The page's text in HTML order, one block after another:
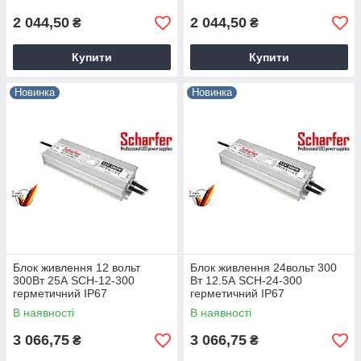
2 044,50 ₴
Купити
2 044,50 ₴
Купити
Новинка
Блок живлення 12 вольт
300Вт 25А SCH-12-300
герметичний IP67
Professional LED power
supplies Scharfer
В наявності
3 066,75 ₴
Новинка
Блок живлення 24вольт 300
Вт 12.5А SCH-24-300
герметичний IP67
Professional LED power
supplies Scharfer
В наявності
3 066,75 ₴